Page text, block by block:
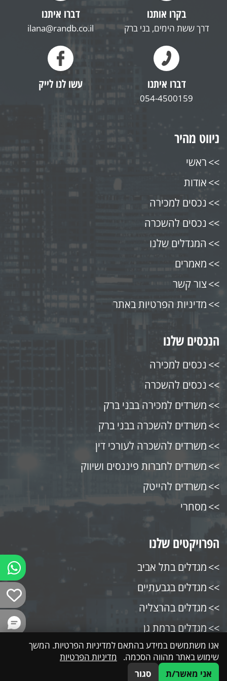
בקרו אותנו
דרך ששת הימים, בני ברק
דברו איתנו
ilana@randb.co.il
דברו איתנו
054-4500159
עשו לנו לייק
ניווט מהיר
ראשי
אודות
נכסים למכירה
נכסים להשכרה
המגדלים שלנו
מאמרים
צור קשר
מדיניות הפרטיות באתר
הנכסים שלנו
נכסים למכירה
נכסים להשכרה
משרדים למכירה בבני ברק
משרדים להשכרה בבני ברק
משרדים להשכרה לעורכי דין
משרדים לחברות פיננסים ושיווק
משרדים להייטק
מסחרי
הפרויקטים שלנו
מגדלים בתל אביב
מגדלים בגבעתיים
מגדלים בהרצליה
מגדלים ברמת גן
מגדלים בבני ברק
מגדלים בקרית אונו
אנו משתמשים במידע בהתאם למדיניות הפרטיות. המשך
שימוש באתר מהווה הסכמה. מדיניות הפרטיות
אני מאשר/ת
סגור